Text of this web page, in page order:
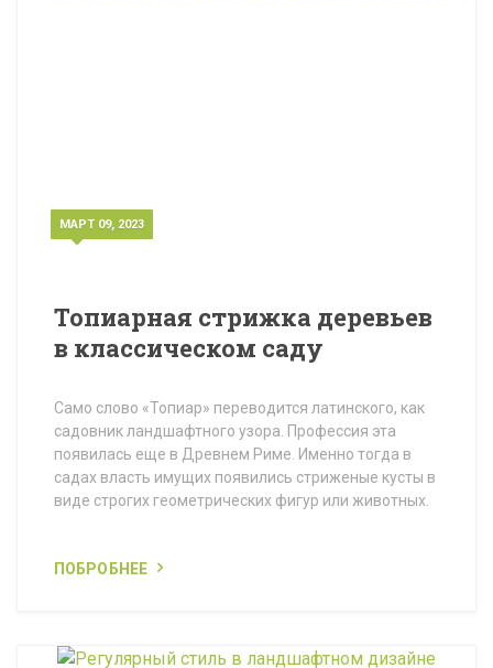
МАРТ 09, 2023
Топиарная стрижка деревьев
в классическом саду
Само слово «Топиар» переводится латинского, как
садовник ландшафтного узора. Профессия эта
появилась еще в Древнем Риме. Именно тогда в
садах власть имущих появились стриженые кусты в
виде строгих геометрических фигур или животных.
ПОБРОБНЕЕ